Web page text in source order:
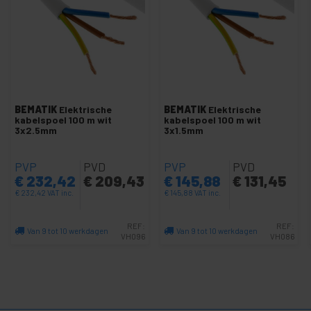
Zekeringen en elektrische zekeringhouders
Schakelaar en lichtregelaar
Tuimelschakelaars en tuimelschakelaars
Nylon kabelwartels
Geïsoleerde tenen
Ribbelbuis
Elektrische dozen en bescherming
+
Lijmen en lijmen
BEMATIK Elektrische
kabelspoel 100 m wit
3x2.5mm
PVP
€ 232,42
€ 232,42 VAT inc.
PVD
€ 209,43
Van 9 tot 10 werkdagen
REF:
VH096
BEMATIK Elektrische
kabelspoel 100 m wit
3x1.5mm
PVP
€ 145,88
€ 145,88 VAT inc.
PVD
€ 131,45
Van 9 tot 10 werkdagen
REF:
VH086